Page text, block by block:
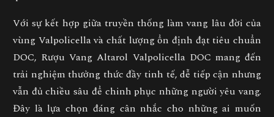
Với sự kết hợp giữa truyền thống làm vang lâu đời của
vùng Valpolicella và chất lượng ổn định đạt tiêu chuẩn
DOC, Rượu Vang Altarol Valpolicella DOC mang đến
trải nghiệm thưởng thức đầy tinh tế, dễ tiếp cận nhưng
vẫn đủ chiều sâu để chinh phục những người yêu vang.
Đây là lựa chọn đáng cân nhắc cho những ai muốn